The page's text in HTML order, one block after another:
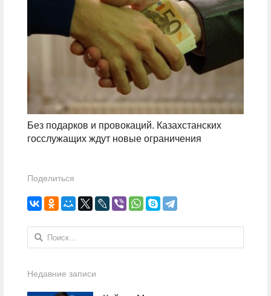
Без подарков и провокаций. Казахстанских
госслужащих ждут новые ограничения
Поделиться
Найти:
Недавние записи